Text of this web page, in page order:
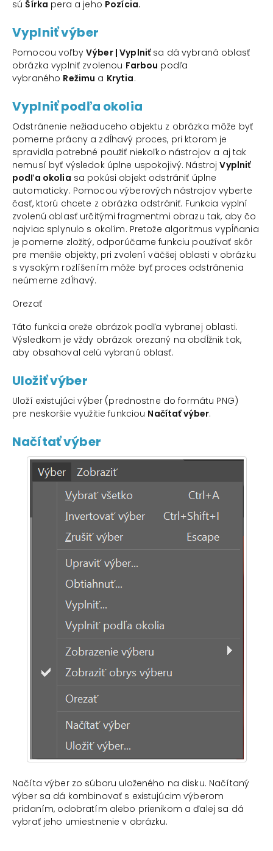
súŠírka pera a jeho Pozícia.
Vyplniť výber
Pomocou voľby Výber | Vyplniťsa dá vybraná oblasť
obrázka vyplniť zvolenou Farbou podľa
vybraného Režimu a Krytia.
Vyplniť podľa okolia
Odstránenie nežiaduceho objektu z obrázka môže byť
pomerne prácny a zdĺhavý proces, pri ktorom je
spravidla potrebné použiť niekoľko nástrojov a aj tak
nemusí byť výsledok úplne uspokojivý. NástrojVyplniť
podľa okolia sa pokúsi objekt odstrániť úplne
automaticky. Pomocou výberových nástrojov vyberte
časť, ktorú chcete z obrázka odstrániť. Funkcia vyplní
zvolenú oblasť určitými fragmentmi obrazu tak, aby čo
najviac splynulo s okolím. Pretože algoritmus vypĺňania
je pomerne zložitý, odporúčame funkciu používať skôr
pre menšie objekty, pri zvolení väčšej oblasti v obrázku
s vysokým rozlíšením môže byť proces odstránenia
neúmerne zdĺhavý.
Orezať
Táto funkcia oreže obrázok podľa vybranej oblasti.
Výsledkom je vždy obrázok orezaný na obdĺžnik tak,
aby obsahoval celú vybranú oblasť.
Uložiť výber
Uloží existujúci výber (prednostne do formátu PNG)
pre neskoršie využitie funkciou Načítať výber.
Načítať výber
Načíta výber zo súboru uloženého na disku. Načítaný
výber sa dá kombinovať s existujúcim výberom
pridaním, odobratím alebo prienikom a ďalej sa dá
vybrať jeho umiestnenie v obrázku.